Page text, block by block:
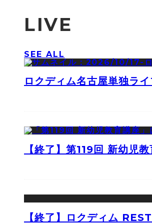
LIVE
SEE ALL
ロクディム名古屋単独ラ
【終了】第119回 新幼児
【終了】ロクディム